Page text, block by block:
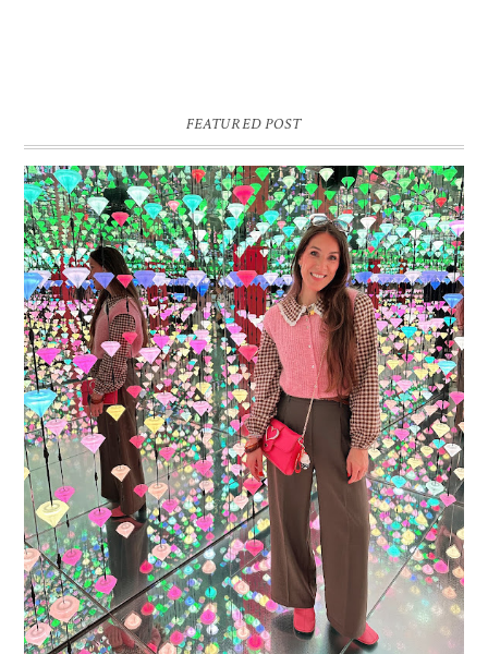
FEATURED POST
16 JAAR SPRINKLES ON A CUPCAKE
Vandaag is het weer zo’n moment waarop ik even bewust op de
pauzeknop duw, want Sprinkles on a Cupcake bestaat 16 jaar. Zestien.
Dat blijft ...